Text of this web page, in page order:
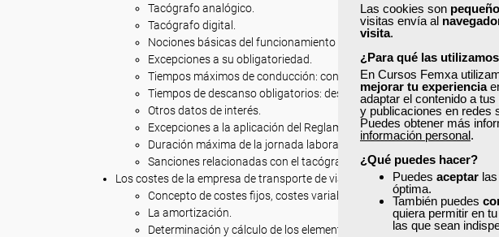
Las cookies son
visitas envía al
visita.
¿Para qué las
En Cursos Femxa
mejorar tu experiencia
adaptar el contenido a
y publicaciones en redes
Puedes obtener más
información personal.
¿Qué puedes hacer?
Puedes aceptar
óptima.
También puedes
quiera permitir en
las que sean
Tacógrafo analógico.
Tacógrafo digital.
Nociones básicas del funcionamiento del tacógrafo.
Excepciones a su obligatoriedad.
Tiempos máximos de conducción: conducción ininterrumpida,
Tiempos de descanso obligatorios: descanso diario y semanal.
Otros datos de interés.
Excepciones a la aplicación del Reglamento 561/2006.
Duración máxima de la jornada laboral específica de sector de los
Sanciones relacionadas con el tacógrafo.
Los costes de la empresa de transporte de viajeros.
Concepto de costes fijos, costes variables.
La amortización.
Determinación y cálculo de los elementos que integran los costes de